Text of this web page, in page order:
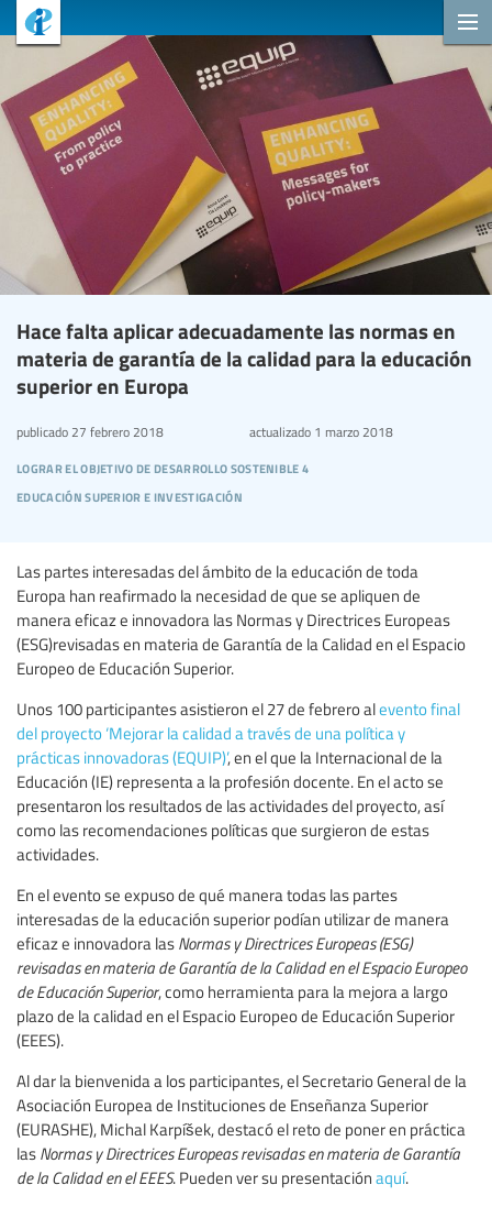
Hace falta aplicar adecuadamente las normas en
materia de garantía de la calidad para la educación
superior en Europa
lograr el objetivo de desarrollo sostenible 4
educación superior e investigación
publicado 27 febrero 2018 actualizado1 marzo 2018
Las partes interesadas del ámbito de la educación de toda
Europa han reafirmado la necesidad de que se apliquen de
manera eficaz e innovadora las Normas y Directrices Europeas
(ESG)revisadas en materia de Garantía de la Calidad en el Espacio
Europeo de Educación Superior.
Unos 100 participantes asistieron el 27 de febrero alevento final
del proyecto ‘Mejorar la calidad a través de una política y
prácticas innovadoras (EQUIP)’, en el que la Internacional de la
Educación (IE) representa a la profesión docente. En el acto se
presentaron los resultados de las actividades del proyecto, así
como las recomendaciones políticas que surgieron de estas
actividades.
En el evento se expuso de qué manera todas las partes
interesadas de la educación superior podían utilizar de manera
eficaz e innovadora las Normas y Directrices Europeas (ESG)
revisadasen materia de Garantía de la Calidad en el Espacio Europeo
de Educación Superior, como herramienta para la mejora a largo
plazo de la calidad en el Espacio Europeo de Educación Superior
(EEES).
Al dar la bienvenida a los participantes, el Secretario General de la
Asociación Europea de Instituciones de Enseñanza Superior
(EURASHE), Michal Karpíšek, destacó el reto de poner en práctica
las Normas y Directrices Europeas revisadas en materia de Garantía
de la Calidad en el EEES. Pueden ver su presentación aquí.